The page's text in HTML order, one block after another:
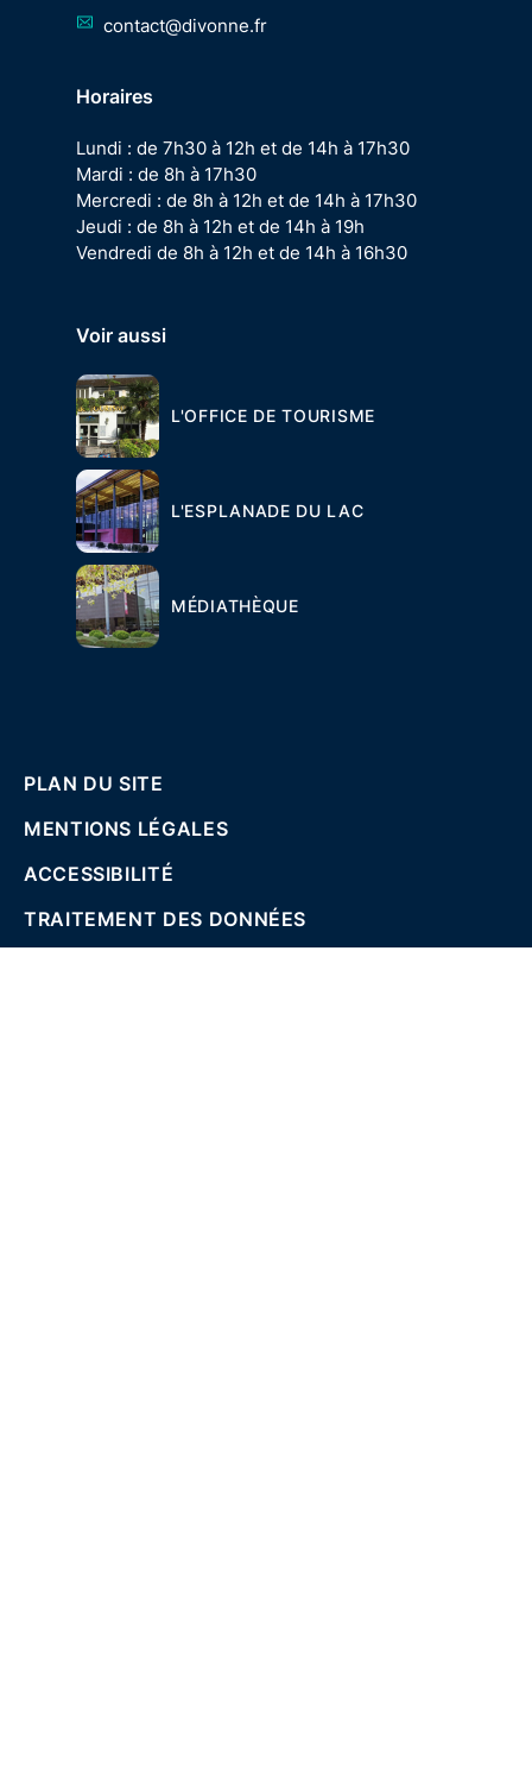
contact@divonne.fr
Horaires
Lundi : de 7h30 à 12h et de 14h à 17h30
Mardi : de 8h à 17h30
Mercredi : de 8h à 12h et de 14h à 17h30
Jeudi : de 8h à 12h et de 14h à 19h
Vendredi de 8h à 12h et de 14h à 16h30
Voir aussi
L'OFFICE DE TOURISME
L'ESPLANADE DU LAC
MÉDIATHÈQUE
PLAN DU SITE
MENTIONS LÉGALES
ACCESSIBILITÉ
TRAITEMENT DES DONNÉES